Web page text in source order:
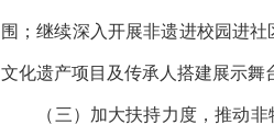
围；继续深入开展非遗进校园进
文化遗产项目及传承人搭建展示舞
（三）加大扶持力度，推动非物